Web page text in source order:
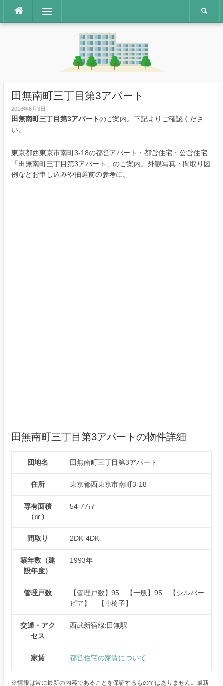
テ
メニュー
田無南町三丁目第3アパート
2016年6月3日
田無南町三丁目第3アパートのご案内。下記よりご確認くださ
い。
東京都西東京市南町3-18の都営アパート・都営住宅・公営住宅
「田無南町三丁目第3アパート」のご案内。外観写真・間取り図
例などお申し込みや抽選前の参考に。
田無南町三丁目第3アパートの物件詳細
団地名 田無南町三丁目第3アパート
住所 東京都西東京市南町3-18
専有面積
（㎡）
54-77㎡
間取り 2DK-4DK
築年数（建
設年度）
1993年
管理戸数
【管理戸数】95 【一般】95 【シルバー
ピア】 【車椅子】
交通・アク
セス
西武新宿線:田無駅
家賃 都営住宅の家賃について
※情報は常に最新の内容であることを保証するものではありません。最新